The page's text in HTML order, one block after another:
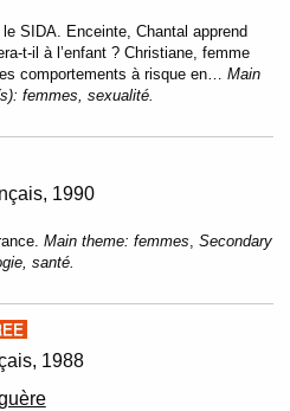
SIDA. Enceinte, Chantal apprend
t-il à l’enfant ? Christiane, femme
comportements à risque en… Main
femmes, sexualité.
1990
Main theme: femmes Secondary
santé.
1988